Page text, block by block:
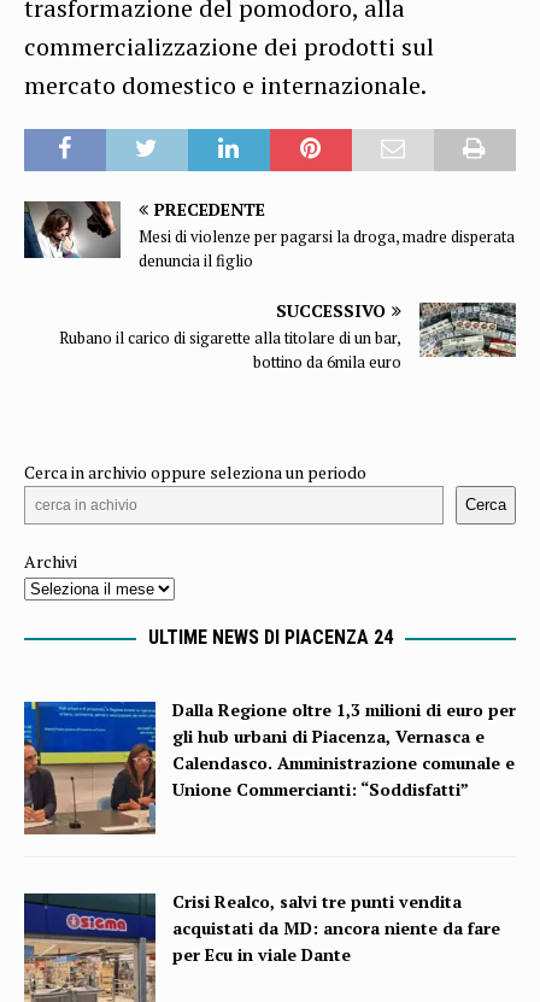
trasformazione del pomodoro, alla
commercializzazione dei prodotti sul
mercato domestico e internazionale.
PRECEDENTE
Mesi di violenze per pagarsi la droga, madre disperata
denuncia il figlio
SUCCESSIVO
Rubano il carico di sigarette alla titolare di un bar,
bottino da 6mila euro
Cerca in archivio oppure seleziona un periodo
Cerca
Archivi
ULTIME NEWS DI PIACENZA 24
Dalla Regione oltre 1,3 milioni di euro per
gli hub urbani di Piacenza, Vernasca e
Calendasco. Amministrazione comunale e
Unione Commercianti: “Soddisfatti”
Crisi Realco, salvi tre punti vendita
acquistati da MD: ancora niente da fare
per Ecu in viale Dante